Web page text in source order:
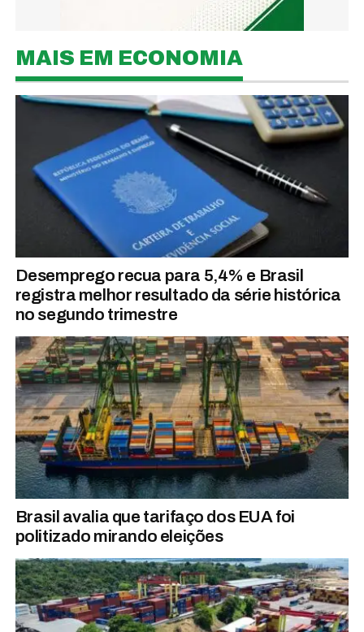
MAIS EM ECONOMIA
Desemprego recua para 5,4% e Brasil
registra melhor resultado da série histórica
no segundo trimestre
Brasil avalia que tarifaço dos EUA foi
politizado mirando eleições